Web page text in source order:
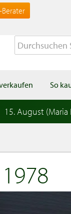
So
15. August (Maria